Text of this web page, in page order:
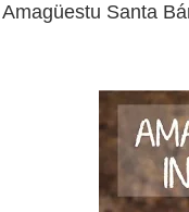
Amagüestu Santa